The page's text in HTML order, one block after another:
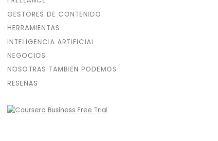
GESTORES DE CONTENIDO
HERRAMIENTAS
INTELIGENCIA ARTIFICIAL
NEGOCIOS
NOSOTRAS TAMBIEN PODEMOS
RESEÑAS